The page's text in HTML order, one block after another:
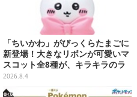
「ちいかわ」がびっくらたまごに
新登場！大きなリボンが可愛いマ
スコット全8種が、キラキラのラ
メ入り入浴剤から飛び出す
2026.8.4